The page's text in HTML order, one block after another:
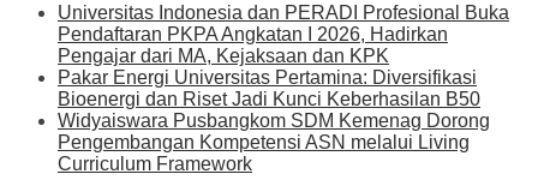
Universitas Indonesia dan PERADI Profesional Buka
Pendaftaran PKPA Angkatan I 2026, Hadirkan
Pengajar dari MA, Kejaksaan dan KPK
Pakar Energi Universitas Pertamina: Diversifikasi
Bioenergi dan Riset Jadi Kunci Keberhasilan B50
Widyaiswara Pusbangkom SDM Kemenag Dorong
Pengembangan Kompetensi ASN melalui Living
Curriculum Framework